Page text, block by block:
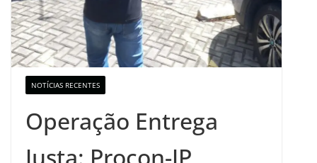
NOTÍCIAS RECENTES
Operação Entrega
Justa: Procon-JP